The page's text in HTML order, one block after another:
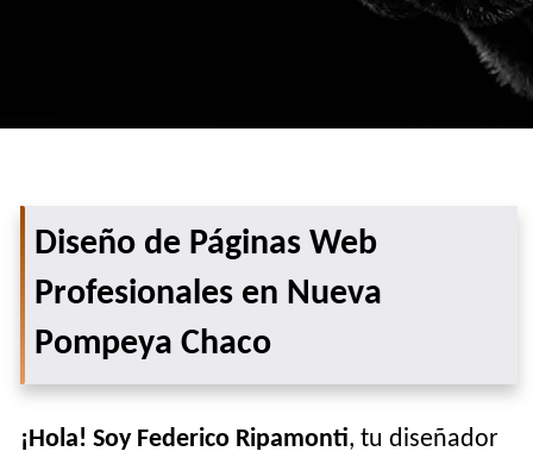
Diseño de Páginas Web
Profesionales en Nueva
Pompeya Chaco
¡Hola! Soy Federico Ripamonti, tu diseñador